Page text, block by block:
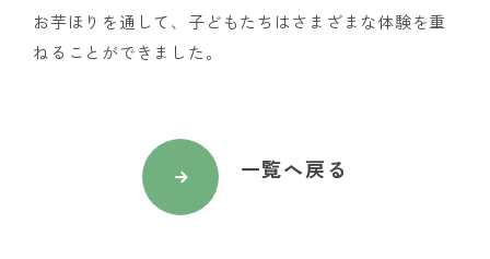
お芋ほりを通して、子どもたちはさまざまな体験を重
ねることができました。
一覧へ戻る